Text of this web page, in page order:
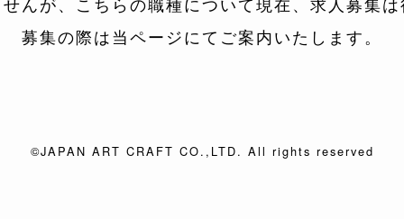
募集の際は当ページにて ご案内いたします。
©JAPAN ART CRAFT CO.,LTD. All rights reserved